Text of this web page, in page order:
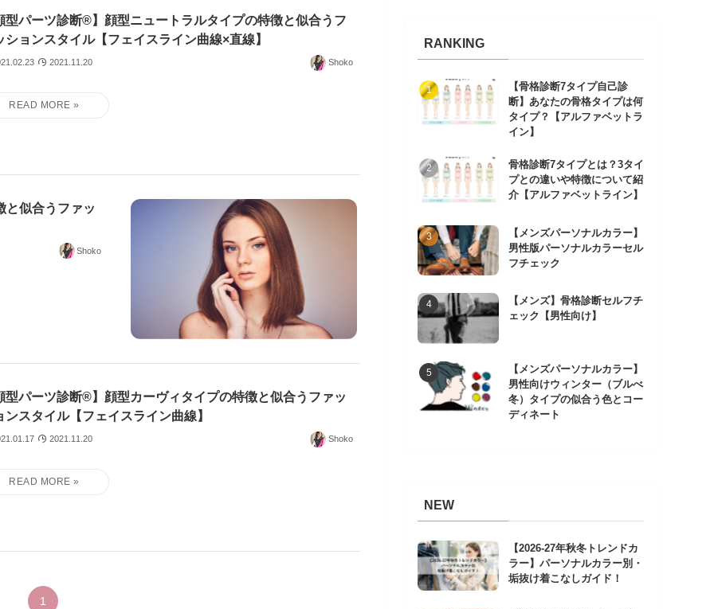
型パーツ診断®】顔型ニュートラルタイプの特徴と似合うフ
ションスタイル【フェイスライン曲線×直線】
2021.11.20 Shoko
と似合うファッ
Shoko
型パーツ診断®】顔型カーヴィタイプの特徴と似合うファッ
ンスタイル【フェイスライン曲線】
2021.11.20 Shoko
1
RANKING
【骨格診断7タイプ自己診
断】あなたの骨格タイプは何
タイプ？【アルファベットラ
イン】
骨格診断7タイプとは？3タイ
プとの違いや特徴について紹
介【アルファベットライン】
【メンズパーソナルカラー】
男性版パーソナルカラーセル
フチェック
【メンズ】骨格診断セルフチ
ェック【男性向け】
【メンズパーソナルカラー】
男性向けウィンター（ブルべ
冬）タイプの似合う色とコー
ディネート
NEW
【2026-27年秋冬トレンドカ
ラー】パーソナルカラー別・
垢抜け着こなしガイド！